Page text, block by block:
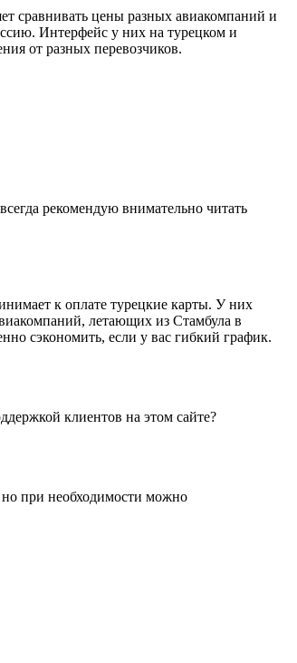
сравнивать цены разных авиакомпаний и
Интерфейс у них на турецком и
от разных перевозчиков.
рекомендую внимательно читать
к оплате турецкие карты. У них
летающих из Стамбула в
сэкономить, если у вас гибкий график.
клиентов на этом сайте?
при необходимости можно